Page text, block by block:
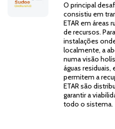
O principal
consistiu em
ETAR em áreas
de recursos.
instalações
localmente, a
numa visão
águas
permitem a
ETAR são
garantir a
todo o sistema.